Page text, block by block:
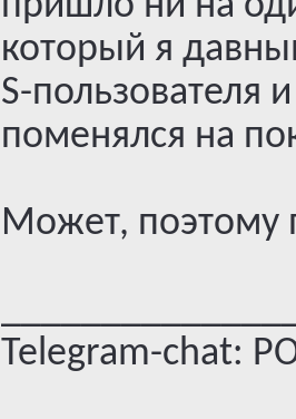
который я
S-пользователя
поменялся на
Может, поэтому
Telegram-chat: